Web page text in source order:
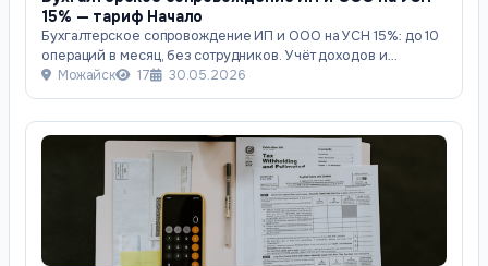
15% — тариф Начало
Бухгалтерское сопровождение ИП и ООО на УСН 15%: до 10
операций в месяц, без сотрудников. Учёт доходов и
расходов, контроль первичных докуме
Можайск 17 30.05.2026